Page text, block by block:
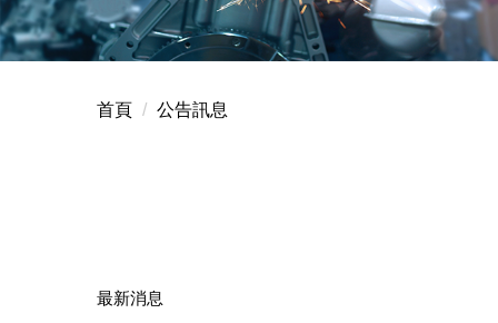
首頁 公告訊息
最新消息